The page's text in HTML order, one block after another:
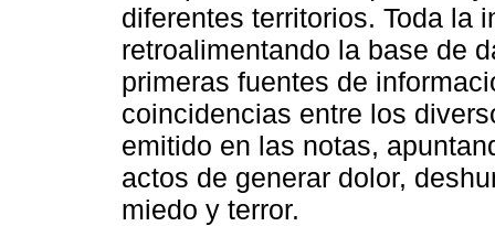
diferentes territorios. Toda la
retroalimentando la base de
primeras fuentes de
coincidencias entre los
emitido en las notas,
actos de generar dolor,
miedo y terror.